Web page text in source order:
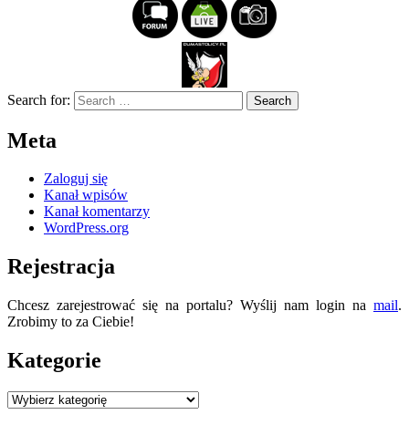
Search for:
Meta
Zaloguj się
Kanał wpisów
Kanał komentarzy
WordPress.org
Rejestracja
Chcesz zarejestrować się na portalu? Wyślij nam login na mail.
Zrobimy to za Ciebie!
Kategorie
Kategorie